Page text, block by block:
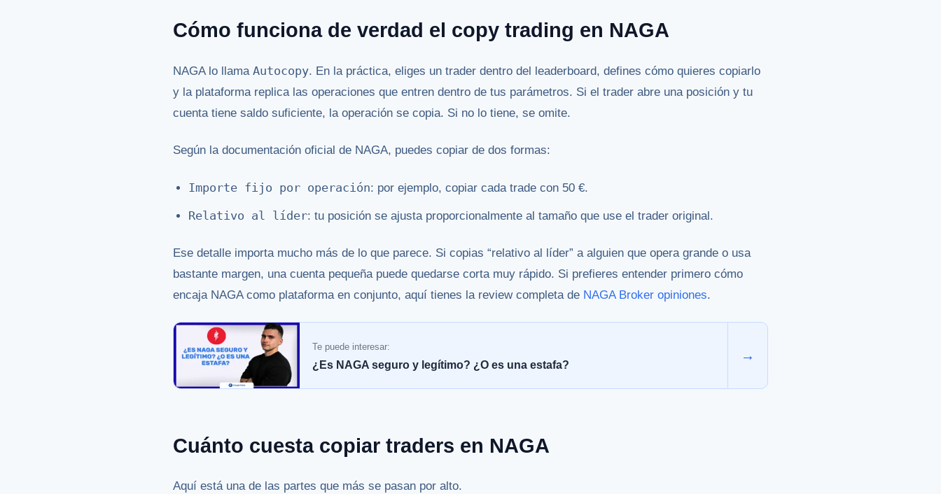
Cómo funciona de verdad el copy trading en NAGA
NAGA lo llama Autocopy. En la práctica, eliges un trader dentro del leaderboard, defines cómo quieres copiarlo
y la plataforma replica las operaciones que entren dentro de tus parámetros. Si el trader abre una posición y tu
cuenta tiene saldo suficiente, la operación se copia. Si no lo tiene, se omite.
Según la documentación oficial de NAGA, puedes copiar de dos formas:
Importe fijo por operación: por ejemplo, copiar cada trade con 50 €.
Relativo al líder: tu posición se ajusta proporcionalmente al tamaño que use el trader original.
Ese detalle importa mucho más de lo que parece. Si copias “relativo al líder” a alguien que opera grande o usa
bastante margen, una cuenta pequeña puede quedarse corta muy rápido. Si prefieres entender primero cómo
encaja NAGA como plataforma en conjunto, aquí tienes la review completa de NAGA Broker opiniones.
Te puede interesar:
¿Es NAGA seguro y legítimo? ¿O es una estafa?
→
Cuánto cuesta copiar traders en NAGA
Aquí está una de las partes que más se pasan por alto.